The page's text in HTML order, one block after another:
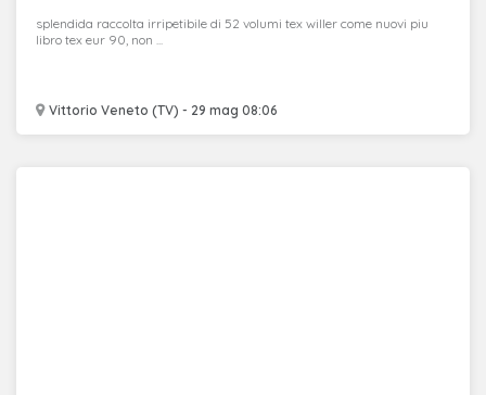
Vittorio Veneto (TV) - 29 mag 08:06
splendida raccolta irripetibile di 52 volumi tex willer come nuovi piu
libro tex eur 90, non ...